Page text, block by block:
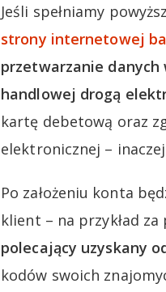
Jeśli spełniamy
strony internetowej
przetwarzanie
handlowej drogą
kartę debetową oraz
elektronicznej –
Po założeniu konta
klient – na przykład
polecający uzyskany
kodów swoich